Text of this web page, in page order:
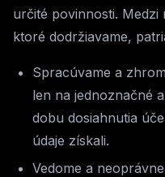
určité povinnosti. Medzi
ktoré dodržiavame,
Spracúvame a
len na jednoznačné
dobu dosiahnutia
údaje získali.
Vedome a